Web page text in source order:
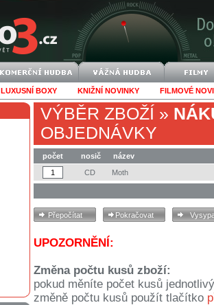
LUXUSNÍ BOXY KNIŽNÍ NOVINKY FILMOVÉ
VÝBĚR ZBOŽÍ »
OBJEDNÁVKY
počet nosič
název
CD
Moth
UPOZORNĚNÍ:
Změna počtu kusů zboží:
pokud měníte počet kusů
změně počtu kusů použít tlačítko